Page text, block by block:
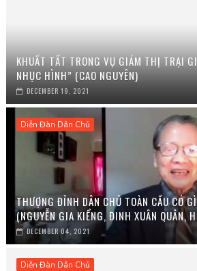
KHUẤT TẤT TRONG VỤ GIÁM THỊ TRẠI
NHỤC HÌNH” (CAO NGUYÊN)
DECEMBER 19, 2021
Diễn Đàn Dân Chủ
THƯỢNG ĐỈNH DÂN CHỦ TOÀN CẦU CÓ
(NGUYỄN GIA KIỂNG, ĐINH XUÂN QUÂN,
DECEMBER 04, 2021
Diễn Đàn Dân Chủ